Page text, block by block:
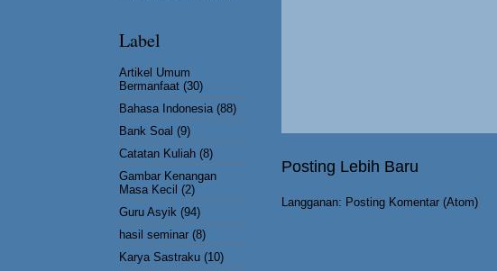
Posting Lebih Baru
Langganan: Posting Komentar (Atom)
Label
Artikel Umum
Bermanfaat (30)
Bahasa Indonesia (88)
Bank Soal (9)
Catatan Kuliah (8)
Gambar Kenangan
Masa Kecil (2)
Guru Asyik (94)
hasil seminar (8)
Karya Sastraku (10)